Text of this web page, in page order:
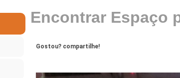
Encontrar Espaço
Gostou? compartilhe!